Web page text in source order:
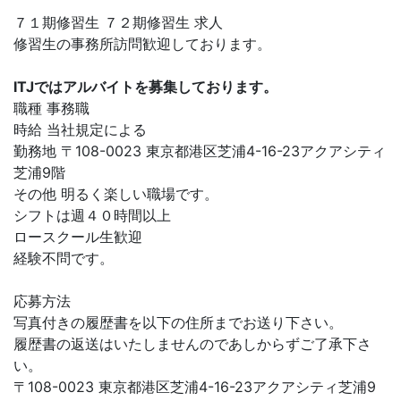
７１期修習生 ７２期修習生 求人
修習生の事務所訪問歓迎しております。
ITJではアルバイトを募集しております。
職種 事務職
時給 当社規定による
勤務地 〒108-0023 東京都港区芝浦4-16-23アクアシティ
芝浦9階
その他 明るく楽しい職場です。
シフトは週４０時間以上
ロースクール生歓迎
経験不問です。
応募方法
写真付きの履歴書を以下の住所までお送り下さい。
履歴書の返送はいたしませんのであしからずご了承下さ
い。
〒108-0023 東京都港区芝浦4-16-23アクアシティ芝浦9